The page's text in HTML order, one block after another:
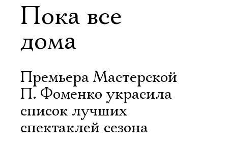
Пока все
дома
Премьера Мастерской
П. Фоменко украсила
список лучших
спектаклей сезона